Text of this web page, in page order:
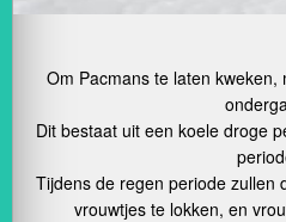
Om Pacmans te laten
Dit bestaat uit een koele droge
Tijdens de regen periode zullen
vrouwtjes te lokken, en